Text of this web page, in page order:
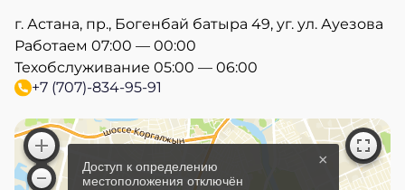
г. Астана, пр., Богенбай батыра 49, уг. ул. Ауезова
Работаем 07:00 — 00:00
Техобслуживание 05:00 — 06:00
+7 (707)-834-95-91
×
Доступ к определению
местоположения отключён